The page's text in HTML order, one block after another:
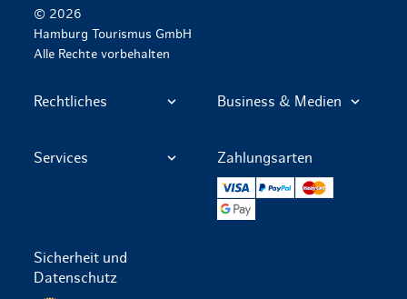
© 2026
Hamburg Tourismus GmbH
Alle Rechte vorbehalten
Rechtliches Business & Medien
Services Zahlungsarten
PayPal
Sicherheit und
Datenschutz